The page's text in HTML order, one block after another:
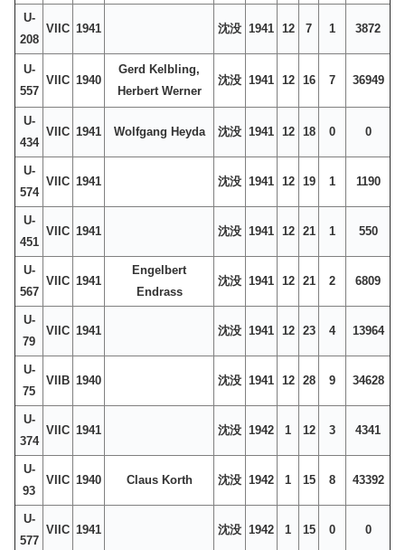
U-
208
VIIC 1941 沈没 1941 12 7 1 3872
U-
557
VIIC 1940
Gerd Kelbling,
Herbert Werner
沈没 1941 12 16 7 36949
U-
434
VIIC 1941 Wolfgang Heyda 沈没 1941 12 18 0 0
U-
574
VIIC 1941 沈没 1941 12 19 1 1190
U-
451
VIIC 1941 沈没 1941 12 21 1 550
U-
567
VIIC 1941
Engelbert
Endrass
沈没 1941 12 21 2 6809
U-
79
VIIC 1941 沈没 1941 12 23 4 13964
U-
75
VIIB 1940 沈没 1941 12 28 9 34628
U-
374
VIIC 1941 沈没 1942 1 12 3 4341
U-
93
VIIC 1940 Claus Korth 沈没 1942 1 15 8 43392
U-
577
VIIC 1941 沈没 1942 1 15 0 0